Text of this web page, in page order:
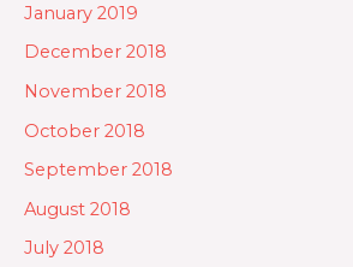
January 2019
December 2018
November 2018
October 2018
September 2018
August 2018
July 2018